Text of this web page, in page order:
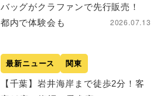
バッグがクラファンで先行販売！
都内で体験会も
2026.07.13
最新ニュース 関東
【千葉】岩井海岸まで徒歩2分！客